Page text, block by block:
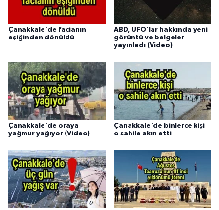
Çanakkale'de facianın
eşiğinden dönüldü
ABD, UFO'lar hakkında yeni
görüntü ve belgeler
yayınladı (Video)
Çanakkale'de oraya
yağmur yağıyor (Video)
Çanakkale'de binlerce kişi
o sahile akın etti